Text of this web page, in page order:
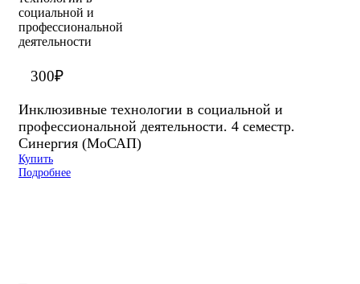
300₽
Инклюзивные технологии в социальной и
профессиональной деятельности. 4 семестр.
Синергия (МоСАП)
Купить
Подробнее